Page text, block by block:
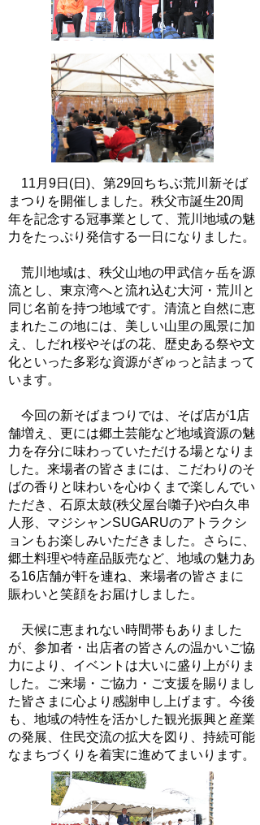
11月9日(日)、第29回ちちぶ荒川新そば
まつりを開催しました。秩父市誕生20周
年を記念する冠事業として、荒川地域の魅
力をたっぷり発信する一日になりました。
荒川地域は、秩父山地の甲武信ヶ岳を源
流とし、東京湾へと流れ込む大河・荒川と
同じ名前を持つ地域です。清流と自然に恵
まれたこの地には、美しい山里の風景に加
え、しだれ桜やそばの花、歴史ある祭や文
化といった多彩な資源がぎゅっと詰まって
います。
今回の新そばまつりでは、そば店が1店
舗増え、更には郷土芸能など地域資源の魅
力を存分に味わっていただける場となりま
した。来場者の皆さまには、こだわりのそ
ばの香りと味わいを心ゆくまで楽しんでい
ただき、石原太鼓(秩父屋台囃子)や白久串
人形、マジシャンSUGARUのアトラクシ
ョンもお楽しみいただきました。さらに、
郷土料理や特産品販売など、地域の魅力あ
る16店舗が軒を連ね、来場者の皆さまに
賑わいと笑顔をお届けしました。
天候に恵まれない時間帯もありました
が、参加者・出店者の皆さんの温かいご協
力により、イベントは大いに盛り上がりま
した。ご来場・ご協力・ご支援を賜りまし
た皆さまに心より感謝申し上げます。今後
も、地域の特性を活かした観光振興と産業
の発展、住民交流の拡大を図り、持続可能
なまちづくりを着実に進めてまいります。